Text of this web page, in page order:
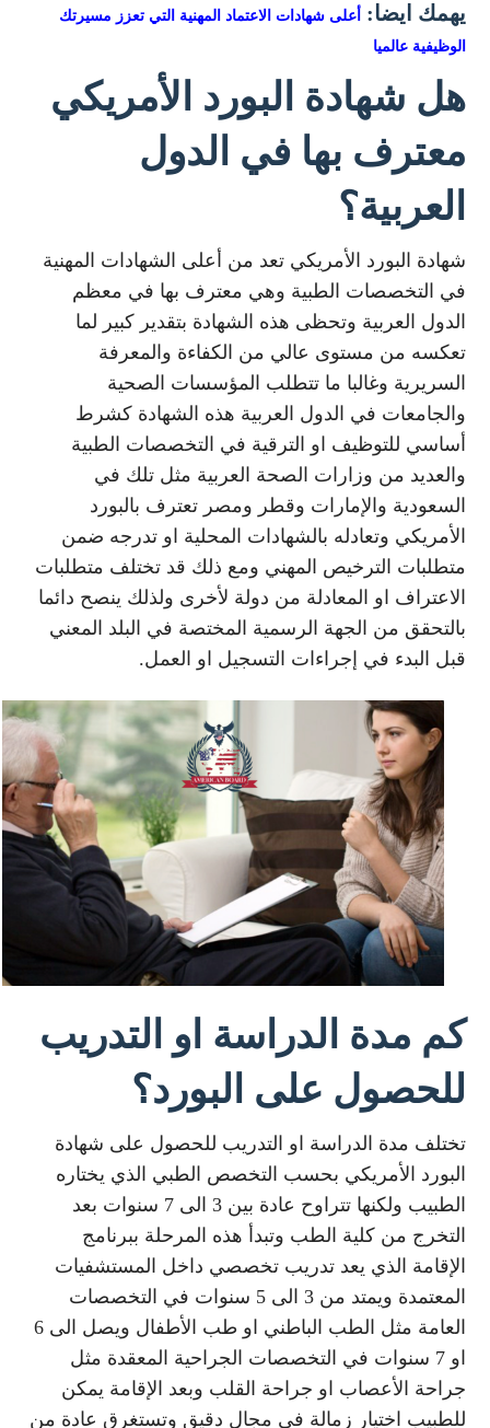
يهمك ايضا: أعلى شهادات الاعتماد المهنية التي تعزز مسيرتك
الوظيفية عالميا
هل شهادة البورد الأمريكي
معترف بها في الدول
العربية؟
شهادة البورد الأمريكي تعد من أعلى الشهادات المهنية
في التخصصات الطبية وهي معترف بها في معظم
الدول العربية وتحظى هذه الشهادة بتقدير كبير لما
تعكسه من مستوى عالي من الكفاءة والمعرفة
السريرية وغالبا ما تتطلب المؤسسات الصحية
والجامعات في الدول العربية هذه الشهادة كشرط
أساسي للتوظيف او الترقية في التخصصات الطبية
والعديد من وزارات الصحة العربية مثل تلك في
السعودية والإمارات وقطر ومصر تعترف بالبورد
الأمريكي وتعادله بالشهادات المحلية او تدرجه ضمن
متطلبات الترخيص المهني ومع ذلك قد تختلف متطلبات
الاعتراف او المعادلة من دولة لأخرى ولذلك ينصح دائما
بالتحقق من الجهة الرسمية المختصة في البلد المعني
قبل البدء في إجراءات التسجيل او العمل.
كم مدة الدراسة او التدريب
للحصول على البورد؟
تختلف مدة الدراسة او التدريب للحصول على شهادة
البورد الأمريكي بحسب التخصص الطبي الذي يختاره
الطبيب ولكنها تتراوح عادة بين 3 الى 7 سنوات بعد
التخرج من كلية الطب وتبدأ هذه المرحلة ببرنامج
الإقامة الذي يعد تدريب تخصصي داخل المستشفيات
المعتمدة ويمتد من 3 الى 5 سنوات في التخصصات
العامة مثل الطب الباطني او طب الأطفال ويصل الى 6
او 7 سنوات في التخصصات الجراحية المعقدة مثل
جراحة الأعصاب او جراحة القلب وبعد الإقامة يمكن
للطبيب اختيار زمالة في مجال دقيق وتستغرق عادة من